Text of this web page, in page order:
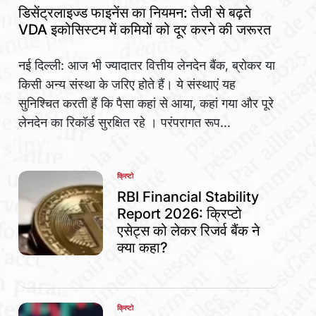
IN
डिसेंट्रलाइज्ड फाइनेंस का नियमन: तेजी से बढ़ते
VDA इकोसिस्टम में कमियों को दूर करने की जरूरत
नई दिल्ली: आज भी ज्यादातर वित्तीय लेनदेन बैंक, ब्रोकर या
किसी अन्य संस्था के जरिए होते हैं। ये संस्थाएं यह
सुनिश्चित करती हैं कि पैसा कहां से आया, कहां गया और पूरे
लेनदेन का रिकॉर्ड सुरक्षित रहे । परंपरागत रूप...
POSTED
IN
क्रिप्टो
RBI Financial Stability
Report 2026: क्रिप्टो
एसेट्स को लेकर रिजर्व बैंक ने
क्या कहा?
POSTED
क्रिप्टो